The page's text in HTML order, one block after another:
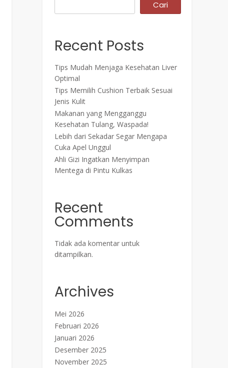
Cari
Recent Posts
Tips Mudah Menjaga Kesehatan Liver
Optimal
Tips Memilih Cushion Terbaik Sesuai
Jenis Kulit
Makanan yang Mengganggu
Kesehatan Tulang, Waspada!
Lebih dari Sekadar Segar Mengapa
Cuka Apel Unggul
Ahli Gizi Ingatkan Menyimpan
Mentega di Pintu Kulkas
Recent
Comments
Tidak ada komentar untuk
ditampilkan.
Archives
Mei 2026
Februari 2026
Januari 2026
Desember 2025
November 2025